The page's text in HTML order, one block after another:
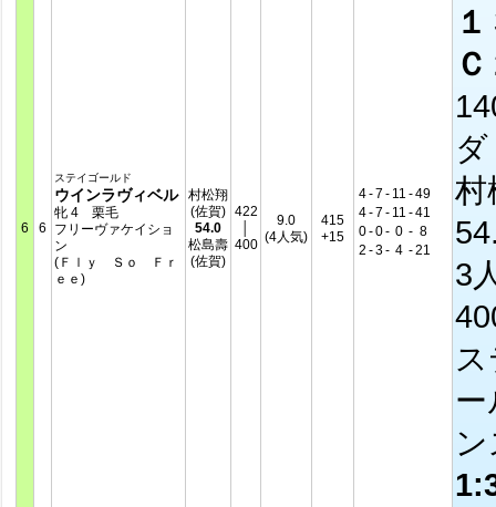
6 6
ステイゴールド
ウインラヴィベル
牝 4 栗毛
フリーヴァケイショ
ン
(Ｆｌｙ Ｓｏ Ｆｒ
ｅｅ)
村松翔
(佐賀)
54.0
松島壽
(佐賀)
422
400
9.0
(4人気)
415
+15
4-7 - 11 -49
4-7 - 11 -41
0-0- 0 - 8
2 -3- 4 -21
3